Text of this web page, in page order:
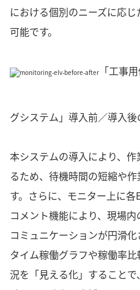
における個別のニーズに応
可能です。
「工事
グシステム」導入前／導入
本システムの導入により、
るため、待機時間の短縮や
す。さらに、モニター上に
コメント機能により、現場内
コミュニケーションが円滑
タイム稼働グラフや稼働率
況を「見える化」すること